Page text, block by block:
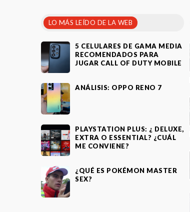
LO MÁS LEÍDO DE LA WEB
5 CELULARES DE GAMA MEDIA
RECOMENDADOS PARA
JUGAR CALL OF DUTY MOBILE
ANÁLISIS: OPPO RENO 7
PLAYSTATION PLUS: ¿ DELUXE,
EXTRA O ESSENTIAL? ¿CUÁL
ME CONVIENE?
¿QUÉ ES POKÉMON MASTER
SEX?